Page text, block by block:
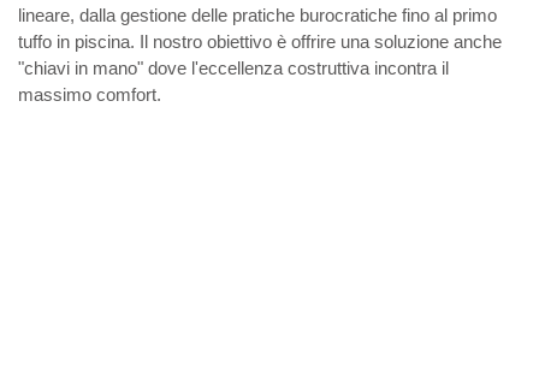
lineare, dalla gestione delle pratiche burocratiche fino al primo
tuffo in piscina. Il nostro obiettivo è offrire una soluzione anche
"chiavi in mano" dove l'eccellenza costruttiva incontra il
massimo comfort.